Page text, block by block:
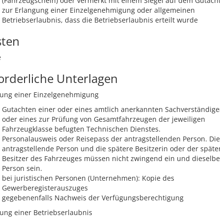
zur Erlangung einer Einzelgenehmigung oder allgemeinen
Betriebserlaubnis, dass die Betriebserlaubnis erteilt wurde
Unterlagen
einer Einzelgenehmigung
Gutachten einer oder eines amtlich anerkannten
oder eines zur Prüfung von Gesamtfahrzeugen der jeweiligen
Fahrzeugklasse befugten Technischen Dienstes.
Personalausweis oder Reisepass der antragstellenden Person. Die
antragstellende Person und die spätere Besitzerin oder der
Besitzer des Fahrzeuges müssen nicht zwingend ein und dieselbe
Person sein.
bei juristischen Personen (Unternehmen): Kopie des
Gewerberegisterauszuges
gegebenenfalls Nachweis der Verfügungsberechtigung
einer Betriebserlaubnis